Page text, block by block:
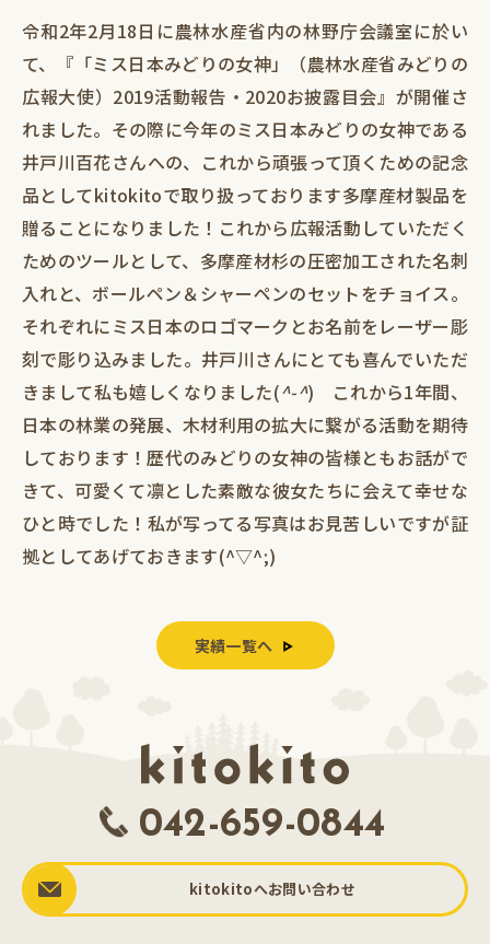
令和2年2月18日に農林水産省内の林野庁会議室に於い
て、『「ミス日本みどりの女神」（農林水産省みどりの
広報大使）2019活動報告・2020お披露目会』が開催さ
れました。その際に今年のミス日本みどりの女神である
井戸川百花さんへの、これから頑張って頂くための記念
品としてkitokitoで取り扱っております多摩産材製品を
贈ることになりました！これから広報活動していただく
ためのツールとして、多摩産材杉の圧密加工された名刺
入れと、ボールペン＆シャーペンのセットをチョイス。
それぞれにミス日本のロゴマークとお名前をレーザー彫
刻で彫り込みました。井戸川さんにとても喜んでいただ
きまして私も嬉しくなりました(^-^) これから1年間、
日本の林業の発展、木材利用の拡大に繋がる活動を期待
しております！歴代のみどりの女神の皆様ともお話がで
きて、可愛くて凛とした素敵な彼女たちに会えて幸せな
ひと時でした！私が写ってる写真はお見苦しいですが証
拠としてあげておきます(^▽^;)
実績一覧へ
042-659-0844
kitokitoへお問い合わせ